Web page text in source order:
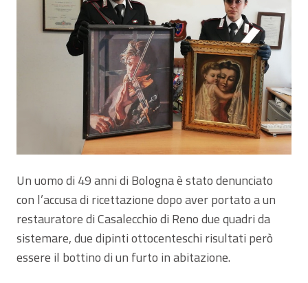
Un uomo di 49 anni di Bologna è stato denunciato
con l’accusa di ricettazione dopo aver portato a un
restauratore di Casalecchio di Reno due quadri da
sistemare, due dipinti ottocenteschi risultati però
essere il bottino di un furto in abitazione.